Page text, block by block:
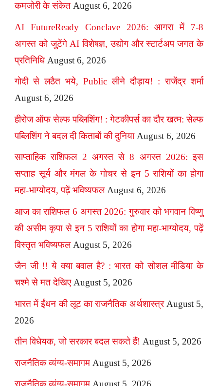
कमजोरी के संकेत August 6, 2026
AI FutureReady Conclave 2026: आगरा में 7-8
अगस्त को जुटेंगे AI विशेषज्ञ, उद्योग और स्टार्टअप जगत के
प्रतिनिधि August 6, 2026
गोदी से लठैत भये, Public लीने दौड़ाय! : राजेंद्र शर्मा
August 6, 2026
हीरोज ऑफ सेल्फ पब्लिशिंग! : गेटकीपर्स का दौर खत्म: सेल्फ
पब्लिशिंग ने बदल दी किताबों की दुनिया August 6, 2026
साप्ताहिक राशिफल 2 अगस्त से 8 अगस्त 2026: इस
सप्ताह सूर्य और मंगल के गोचर से इन 5 राशियों का होगा
महा-भाग्योदय, पढ़ें भविष्यफल August 6, 2026
आज का राशिफल 6 अगस्त 2026: गुरुवार को भगवान विष्णु
की असीम कृपा से इन 5 राशियों का होगा महा-भाग्योदय, पढ़ें
विस्तृत भविष्यफल August 5, 2026
जैन जी !! ये क्या बवाल है? : भारत को सोशल मीडिया के
चश्मे से मत देखिए August 5, 2026
भारत में ईंधन की लूट का राजनैतिक अर्थशास्त्र August 5,
2026
तीन विधेयक, जो सरकार बदल सकते हैं! August 5, 2026
राजनैतिक व्यंग्य-समागम August 5, 2026